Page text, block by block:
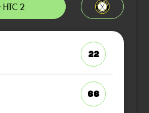
2
22
66